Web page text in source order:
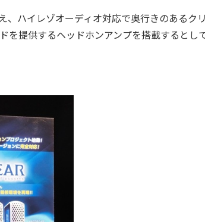
ハイレゾオーディオ対応で奥行きのあるク
を提供するヘッドホンアンプを搭載するとし